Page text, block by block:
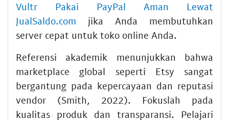
Vultr Pakai PayPal Aman Lewat
JualSaldo.com jika Anda membutuhkan
server cepat untuk toko online Anda.
Referensi akademik menunjukkan bahwa
marketplace global seperti Etsy sangat
bergantung pada kepercayaan dan reputasi
vendor (Smith, 2022). Fokuslah pada
kualitas produk dan transparansi. Pelajari